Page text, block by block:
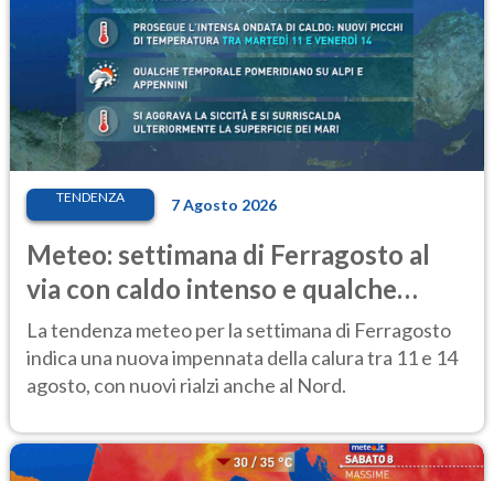
TENDENZA 7 Agosto 2026
Meteo: settimana di Ferragosto al
via con caldo intenso e qualche
temporale
La tendenza meteo per la settimana di Ferragosto
indica una nuova impennata della calura tra 11 e 14
agosto, con nuovi rialzi anche al Nord.